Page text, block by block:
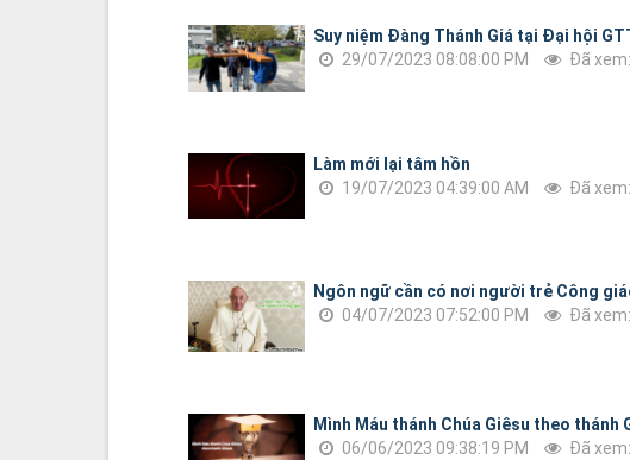
Suy niệm Đàng Thánh Giá tại Đại hội
29/07/2023 08:08:00 PM
Đã
Làm mới lại tâm hồn
19/07/2023 04:39:00 AM
Đã
Ngôn ngữ cần có nơi người trẻ Công
04/07/2023 07:52:00 PM
Đã
Mình Máu thánh Chúa Giêsu theo thánh
06/06/2023 09:38:19 PM
Đã